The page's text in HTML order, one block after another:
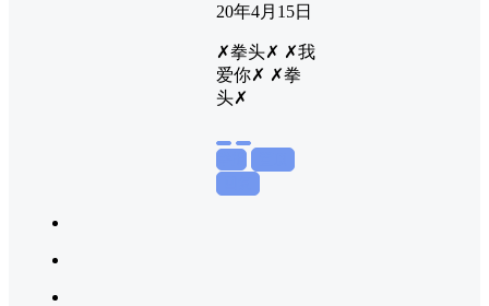
20年4月15日
✗拳头✗ ✗我
爱你✗ ✗拳
头✗